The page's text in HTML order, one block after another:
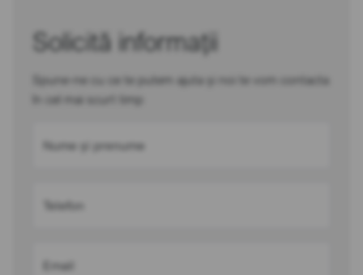
Solicită informații
Spune-ne cu ce te putem ajuta și noi te vom contacta
în cel mai scurt timp
Nume și prenume
Telefon
Email